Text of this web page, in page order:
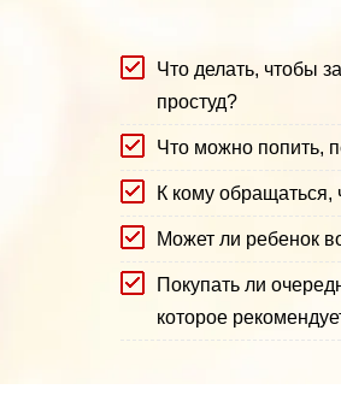
Что делать, чтобы
простуд?
Что можно попить,
К кому обращаться,
Может ли ребенок
Покупать ли
которое